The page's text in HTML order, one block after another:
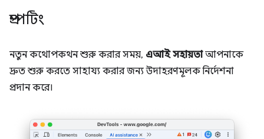
প্রম্পটিং
নতুন কথোপকথন শুরু করার সময়, এআই সহায়তাআপনাকে
দ্রুত শুরু করতে সাহায্য করার জন্য উদাহরণমূলক নির্দেশনা
প্রদান করে।